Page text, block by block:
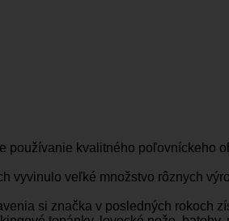
používanie kvalitného poľovníckeho
vyvinulo veľké množstvo rôznych
si značka v posledných rokoch